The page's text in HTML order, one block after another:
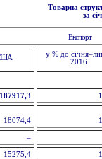
Товарна
за
Експорт
у % до
2016
187917,3
18074,4
–
15275,4